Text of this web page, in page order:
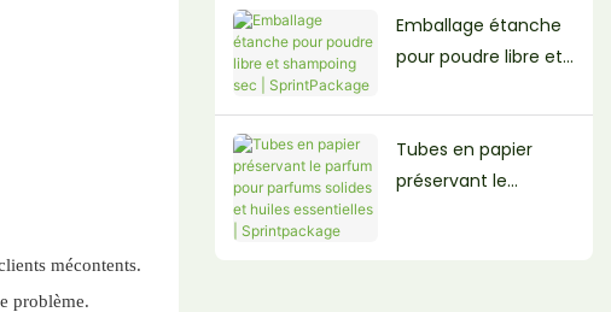
mécontents.
problème.
beauté
Emballage étanche
pour poudre libre et
SprintPackage
Tubes en papier
préservant le